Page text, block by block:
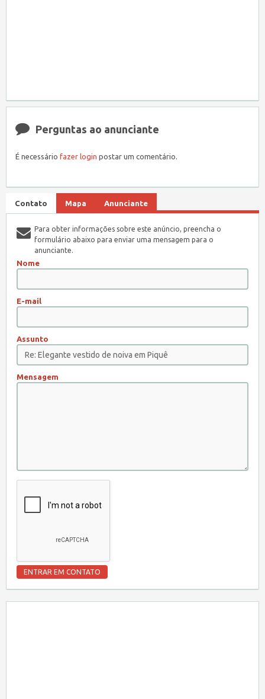
Perguntas ao anunciante
É necessário fazer login postar um comentário.
Contato Mapa Anunciante
Para obter informações sobre este anúncio, preencha o
formulário abaixo para enviar uma mensagem para o
anunciante.
Nome
E-mail
Assunto
Mensagem